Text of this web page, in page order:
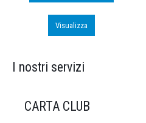
Visualizza
I nostri servizi
CARTA CLUB